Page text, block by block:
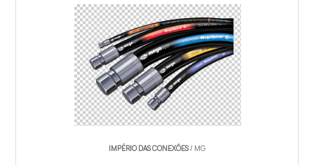
IMPÉRIO DAS CONEXÕES/ MG